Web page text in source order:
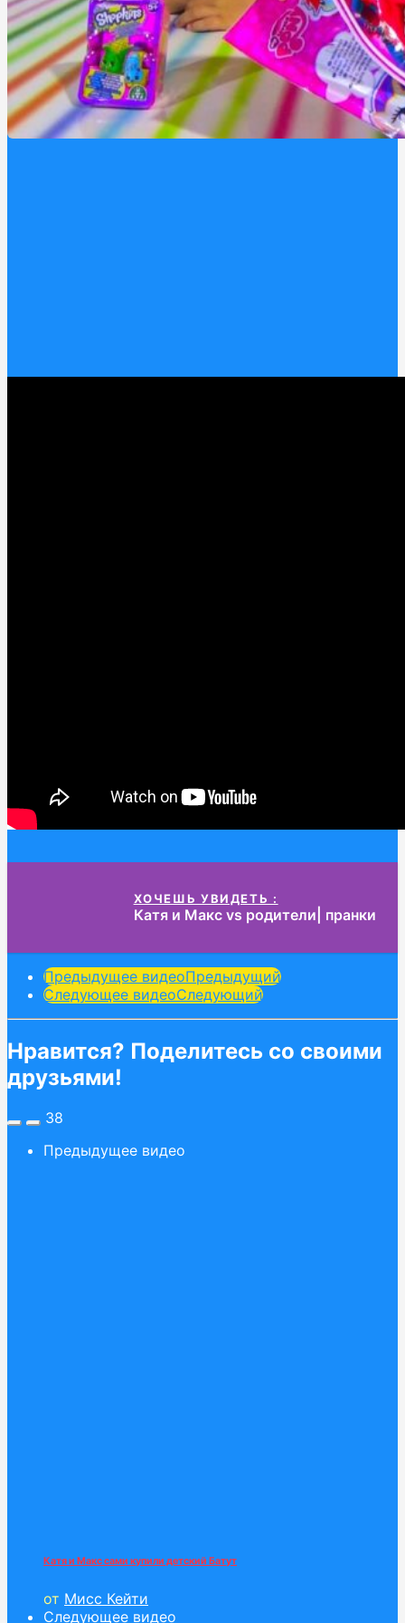
ХОЧЕШЬ УВИДЕТЬ :
Катя и Макс vs родители| пранки
Post
Pagination
Предыдущее видеоПредыдущий
Следующее видеоСледующий
Нравится? Поделитесь со своими
друзьями!
38
Предыдущее видео
Катя и Макс сами купили детский Батут
от Мисс Кейти
Следующее видео